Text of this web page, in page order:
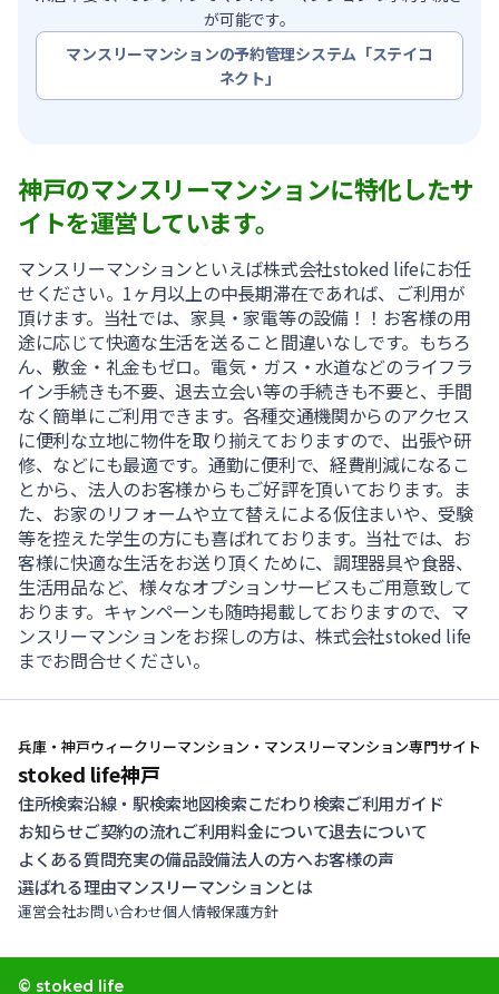
が可能です。
マンスリーマンションの予約管理システム「ステイコ
ネクト」
神戸のマンスリーマンションに特化したサ
イトを運営しています。
マンスリーマンションといえば株式会社stoked lifeにお任
せください。1ヶ月以上の中長期滞在であれば、ご利用が
頂けます。当社では、家具・家電等の設備！！お客様の用
途に応じて快適な生活を送ること間違いなしです。もちろ
ん、敷金・礼金もゼロ。電気・ガス・水道などのライフラ
イン手続きも不要、退去立会い等の手続きも不要と、手間
なく簡単にご利用できます。各種交通機関からのアクセス
に便利な立地に物件を取り揃えておりますので、出張や研
修、などにも最適です。通勤に便利で、経費削減になるこ
とから、法人のお客様からもご好評を頂いております。ま
た、お家のリフォームや立て替えによる仮住まいや、受験
等を控えた学生の方にも喜ばれております。当社では、お
客様に快適な生活をお送り頂くために、調理器具や食器、
生活用品など、様々なオプションサービスもご用意致して
おります。キャンペーンも随時掲載しておりますので、マ
ンスリーマンションをお探しの方は、株式会社stoked life
までお問合せください。
兵庫・神戸ウィークリーマンション・マンスリーマンション専門サイト
stoked life神戸
住所検索沿線・駅検索地図検索こだわり検索ご利用ガイド
お知らせご契約の流れご利用料金について退去について
よくある質問充実の備品設備法人の方へお客様の声
選ばれる理由マンスリーマンションとは
運営会社お問い合わせ個人情報保護方針
© stoked life